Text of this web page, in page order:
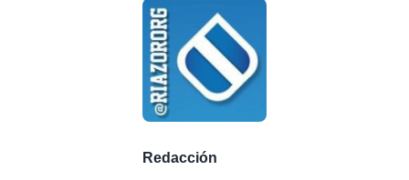
Redacción